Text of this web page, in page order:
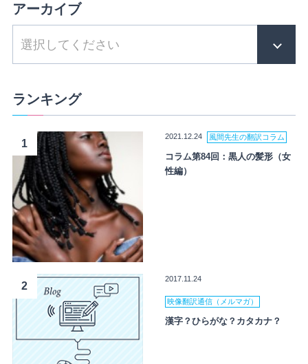
アーカイブ
ランキング
1
2021.12.24 風間先生の翻訳コラム
コラム第84回：黒人の髪形（女
性編）
2
2017.11.24
映像翻訳通信（メルマガ）
漢字？ひらがな？カタカナ？